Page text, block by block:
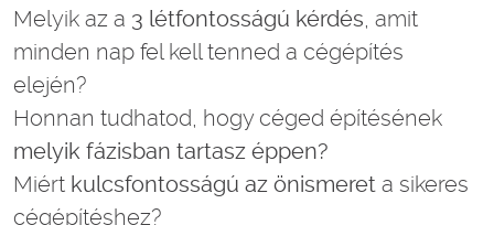
Melyik az a 3 létfontosságú kérdés, amit
minden nap fel kell tenned a cégépítés
elején?
Honnan tudhatod, hogy céged építésének
melyik fázisban tartasz éppen?
Miért kulcsfontosságú az önismeret a sikeres
cégépítéshez?